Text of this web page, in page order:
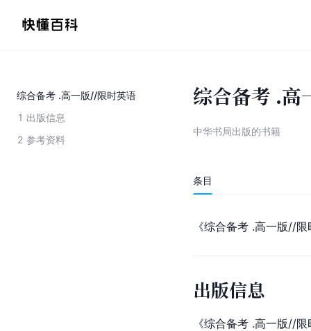
综合备考 .高一版//限时英语
1 出版信息
2 参考资料
综合备考 .
中华书局出版的书籍
条目
《综合备考 .高一版//
出版信息
《综合备考 .高一版//